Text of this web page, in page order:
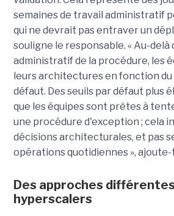
semaines de travail administratif
qui ne devrait pas entraver un
souligne le responsable. « Au-delà
administratif de la procédure, les
leurs architectures en fonction du
défaut. Des seuils par défaut plus
que les équipes sont prêtes à
une procédure d'exception ; cela
décisions architecturales, et pas
opérations quotidiennes », ajoute-
Des approches
hyperscalers